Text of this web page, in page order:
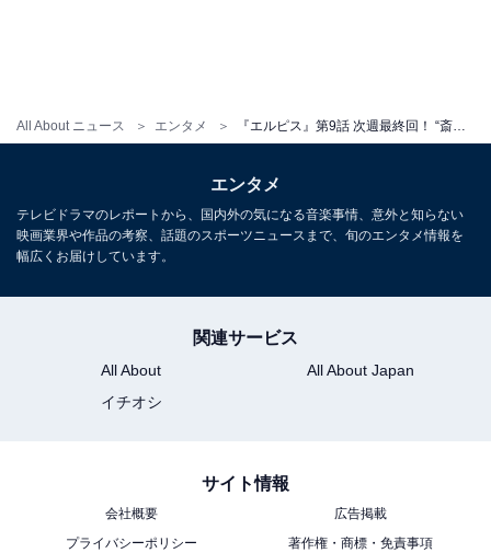
All About ニュース エンタメ
な結末を迎えるのか、目が離せません。
エンタメ
テレビドラマのレポートから、国内外の気になる音楽事情、意外と知らない
映画業界や作品の考察、話題のスポーツニュースまで、旬のエンタメ情報を
幅広くお届けしています。
関連サービス
All About
All About Japan
イチオシ
サイト情報
会社概要
広告掲載
プライバシーポリシー
著作権・商標・免責事項